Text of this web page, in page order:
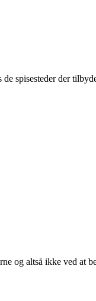
spisesteder der
og altså ikke ved at